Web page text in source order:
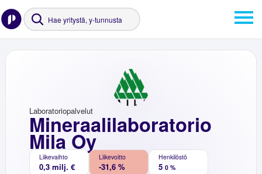
Mineraalilaboratorio
Mila Oy
Laboratoriopalvelut
Liikevaihto
0,3 milj. €
Liikevoitto
-31,6 %
Henkilöstö
5 0 %